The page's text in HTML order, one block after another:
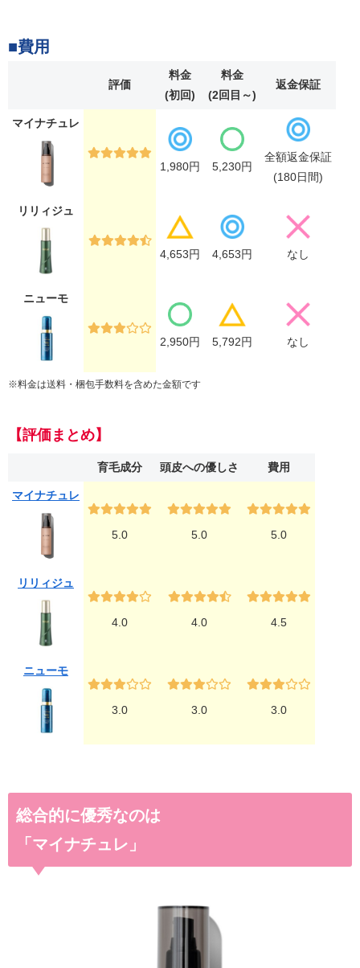
■費用
評価
料金
(初回)
料金
(2回目～)
返金保証
マイナチュレ
1,980円 5,230円
全額返金保証
(180日間)
リリィジュ
4,653円 4,653円 なし
ニューモ
2,950円 5,792円 なし
※料金は送料・梱包手数料を含めた金額です
【評価まとめ】
育毛成分 頭皮への優しさ 費用
マイナチュレ
5.0 5.0 5.0
リリィジュ
4.0 4.0 4.5
ニューモ
3.0 3.0 3.0
総合的に優秀なのは
「マイナチュレ」